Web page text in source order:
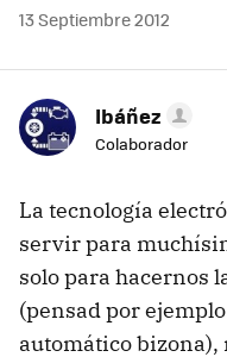
13 Septiembre 2012
Ibáñez
Colaborador
La tecnología
servir para
solo para hacernos
(pensad por
automático